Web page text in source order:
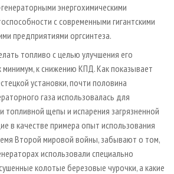
энергохимическими
с современными гигантскими
предприятиями оргсинтеза.
топливо с целью улучшения его
минимум, к снижению КПД. Как показывает
установки, почти половина
газа использовалась для
топливной щепы и испарения загрязненной
в качестве примера опыт использования
Второй мировой войны, забывают о том,
использовали специально
колотые березовые чурочки, а какие